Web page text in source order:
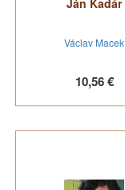
Ján Kadár
Václav Macek
10,56 €